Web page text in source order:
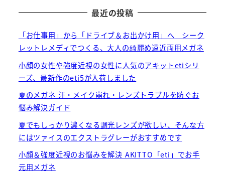
最近の投稿
「お仕事用」から「ドライブ＆お出かけ用」へ シーク
レットレメディでつくる、大人の綺麗め遠近両用メガネ
小顔の女性や強度近視の女性に人気のアキットetiシリ
ーズ、最新作のeti5が入荷しました
夏のメガネ 汗・メイク崩れ・レンズトラブルを防ぐお
悩み解決ガイド
夏でもしっかり濃くなる調光レンズが欲しい、そんな方
にはツァイスのエクストラグレーがおすすめです
小顔＆強度近視のお悩みを解決 AKITTO「eti」でお手
元用メガネ